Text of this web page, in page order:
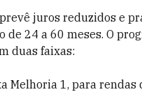
juros reduzidos e
de 24 a 60 meses. O
duas faixas:
Melhoria 1, para rendas